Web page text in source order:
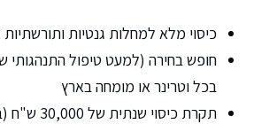
כיסוי מלא למחלות גנטיות ותורשתיות
חופש בחירה (למעט טיפול התנהגותי
בכל וטרינר או מומחה בארץ
תקרת כיסוי